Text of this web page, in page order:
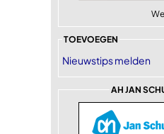
TOEVOEGEN
Nieuwstips melden
AH JAN